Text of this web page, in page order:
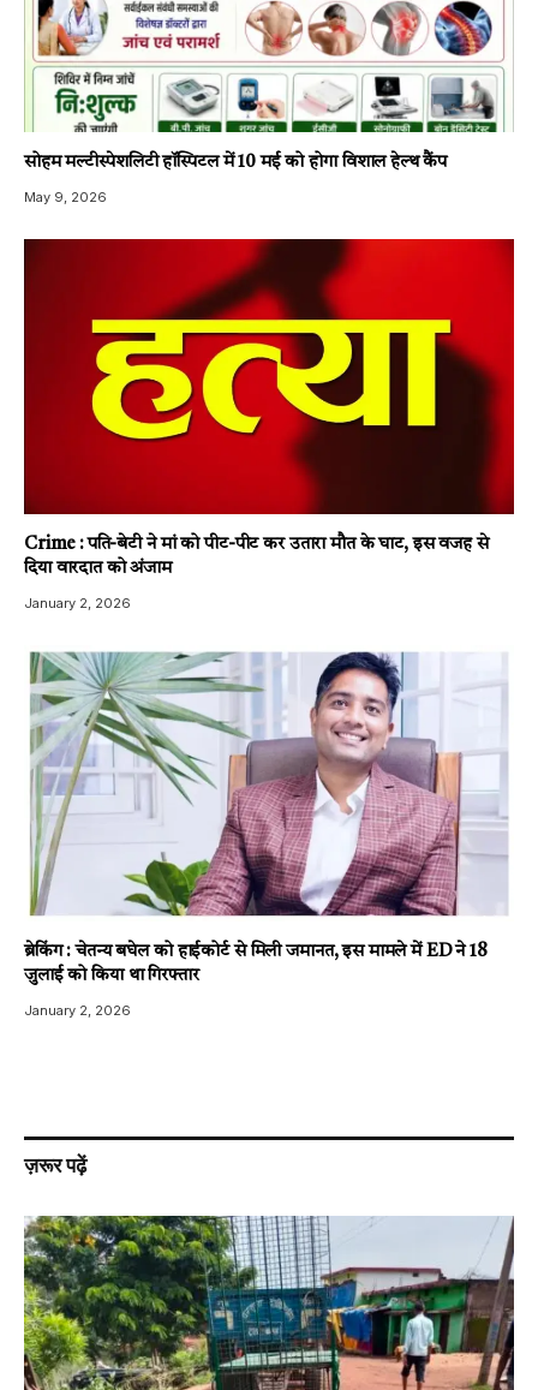
सोहम मल्टीस्पेशलिटी हॉस्पिटल में 10 मई को होगा विशाल हेल्थ कैंप
May 9, 2026
Crime : पति-बेटी ने मां को पीट-पीट कर उतारा मौत के घाट, इस वजह से
दिया वारदात को अंजाम
January 2, 2026
ब्रेकिंग : चेतन्य बघेल को हाईकोर्ट से मिली जमानत, इस मामले में ED ने 18
जुलाई को किया था गिरफ्तार
January 2, 2026
ज़रूर पढ़ें